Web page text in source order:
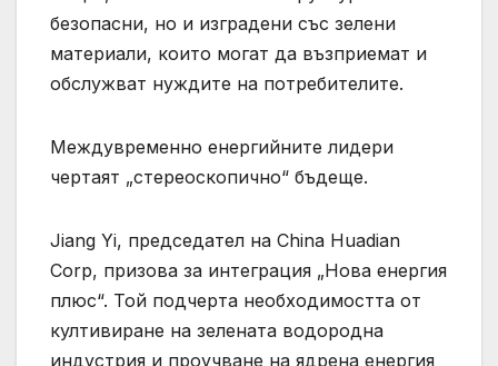
безопасни, но и изградени със зелени
материали, които могат да възприемат и
обслужват нуждите на потребителите.
Междувременно енергийните лидери
чертаят „стереоскопично“ бъдеще.
Jiang Yi, председател на China Huadian
Corp, призова за интеграция „Нова енергия
плюс“. Той подчерта необходимостта от
култивиране на зелената водородна
индустрия и проучване на ядрена енергия